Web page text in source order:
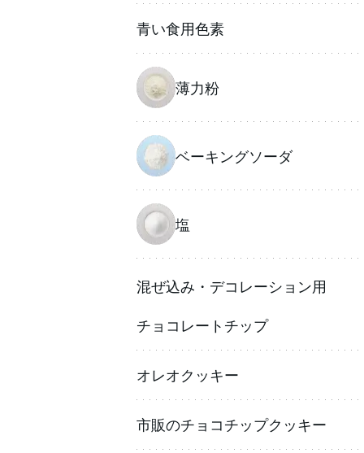
青い食用色素
薄力粉
ベーキングソーダ
塩
混ぜ込み・デコレーション用
チョコレートチップ
オレオクッキー
市販のチョコチップクッキー